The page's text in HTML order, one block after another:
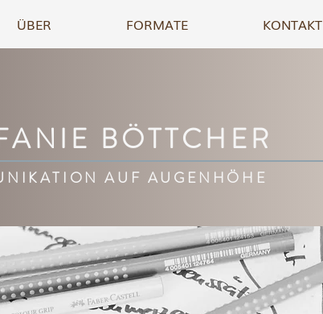
ÜBER FORMATE KONTAKT
BÖTTCHER
AUF AUGENHÖHE